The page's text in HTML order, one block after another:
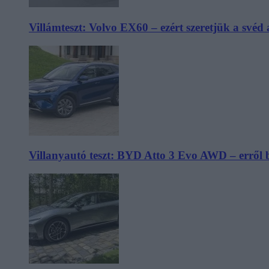
Villámteszt: Volvo EX60 – ezért szeretjük a svéd
Villanyautó teszt: BYD Atto 3 Evo AWD – erről